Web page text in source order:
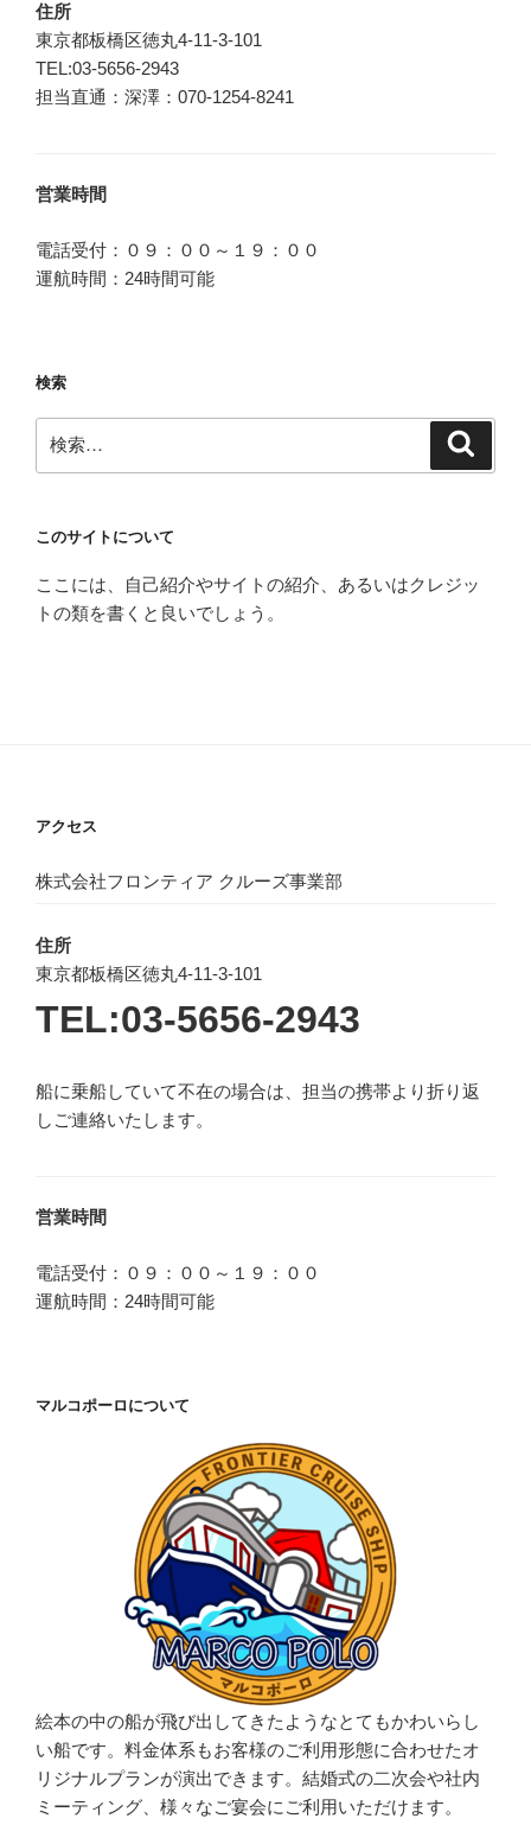
住所
東京都板橋区徳丸4-11-3-101
TEL:03-5656-2943
担当直通：深澤：070-1254-8241
営業時間
電話受付：０９：００～１９：００
運航時間：24時間可能
検索
索:
このサイトについて
ここには、自己紹介やサイトの紹介、あるいはクレジッ
トの類を書くと良いでしょう。
アクセス
株式会社フロンティア クルーズ事業部
住所
東京都板橋区徳丸4-11-3-101
TEL:03-5656-2943
船に乗船していて不在の場合は、担当の携帯より折り返
しご連絡いたします。
営業時間
電話受付：０９：００～１９：００
運航時間：24時間可能
マルコポーロについて
絵本の中の船が飛び出してきたようなとてもかわいらし
い船です。料金体系もお客様のご利用形態に合わせたオ
リジナルプランが演出できます。結婚式の二次会や社内
ミーティング、様々なご宴会にご利用いただけます。